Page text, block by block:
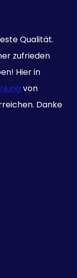
Qualität.
zufrieden
Hier in
von
Danke